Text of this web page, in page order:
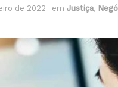
de 2022 em Justiça,